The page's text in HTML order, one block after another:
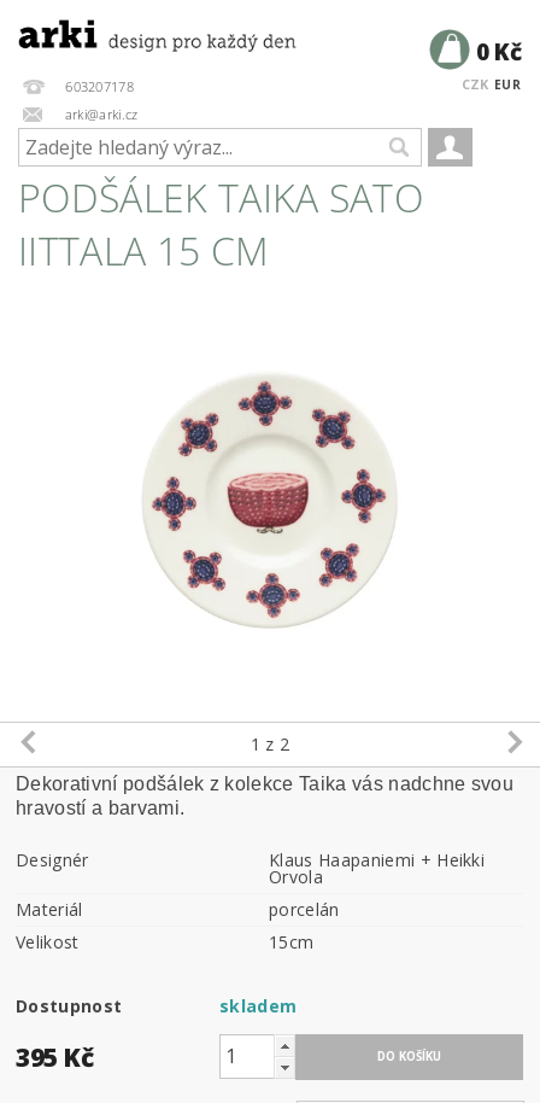
603207178
arki@arki.cz
CZK EUR
0 Kč
PODŠÁLEK TAIKA SATO
IITTALA 15 CM
1 z 2
Dekorativní podšálek z kolekce Taika vás nadchne svou
hravostí a barvami.
Designér Klaus Haapaniemi + Heikki
Orvola
Materiál
porcelán
Velikost
15cm
Dostupnost skladem
395 Kč